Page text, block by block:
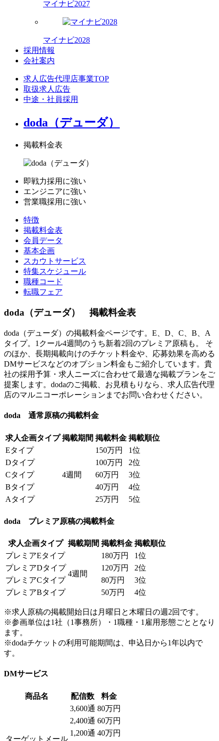
マイナビ2027
マイナビ2028
採用情報
会社案内
求人広告代理店事業TOP
取扱求人広告
中途・社員採用
doda（デューダ）
掲載料金表
即戦力採用に強い
エンジニアに強い
営業職採用に強い
特徴
掲載料金表
会員データ
基本企画
スカウトサービス
特集スケジュール
職種コード
転職フェア
doda（デューダ） 掲載料金表
doda（デューダ）の掲載料金ページです。E、D、C、B、A
タイプ。1クール4週間のうち新着2回のプレミア原稿も。 そ
のほか、長期掲載向けのチケット料金や、応募効果を高める
DMサービスなどのオプション料金もご紹介しています。貴
社の採用予算・求人ニーズに合わせて最適な掲載プランをご
提案します。dodaのご掲載、お見積もりなら、求人広告代理
店のマルニコーポレーションまでお問い合わせください。
doda 通常原稿の掲載料金
求人企画タイプ 掲載期間 掲載料金 掲載順位
Eタイプ
4週間
150万円
1位
Dタイプ
100万円
2位
Cタイプ
60万円
3位
Bタイプ
40万円
4位
Aタイプ
25万円 5位
doda プレミア原稿の掲載料金
求人企画タイプ 掲載期間 掲載料金 掲載順位
プレミアEタイプ
4週間
180万円
1位
プレミアDタイプ
120万円
2位
プレミアCタイプ
80万円
3位
プレミアBタイプ
50万円 4位
※求人原稿の掲載開始日は月曜日と木曜日の週2回です。
※参画単位は1社（1事務所）・1職種・1雇用形態ごととなり
ます。
※dodaチケットの利用可能期間は、申込日から1年以内で
す。
DMサービス
商品名 配信数 料金
ターゲットメール
3,600通 80万円
2,400通 60万円
1,200通 40万円